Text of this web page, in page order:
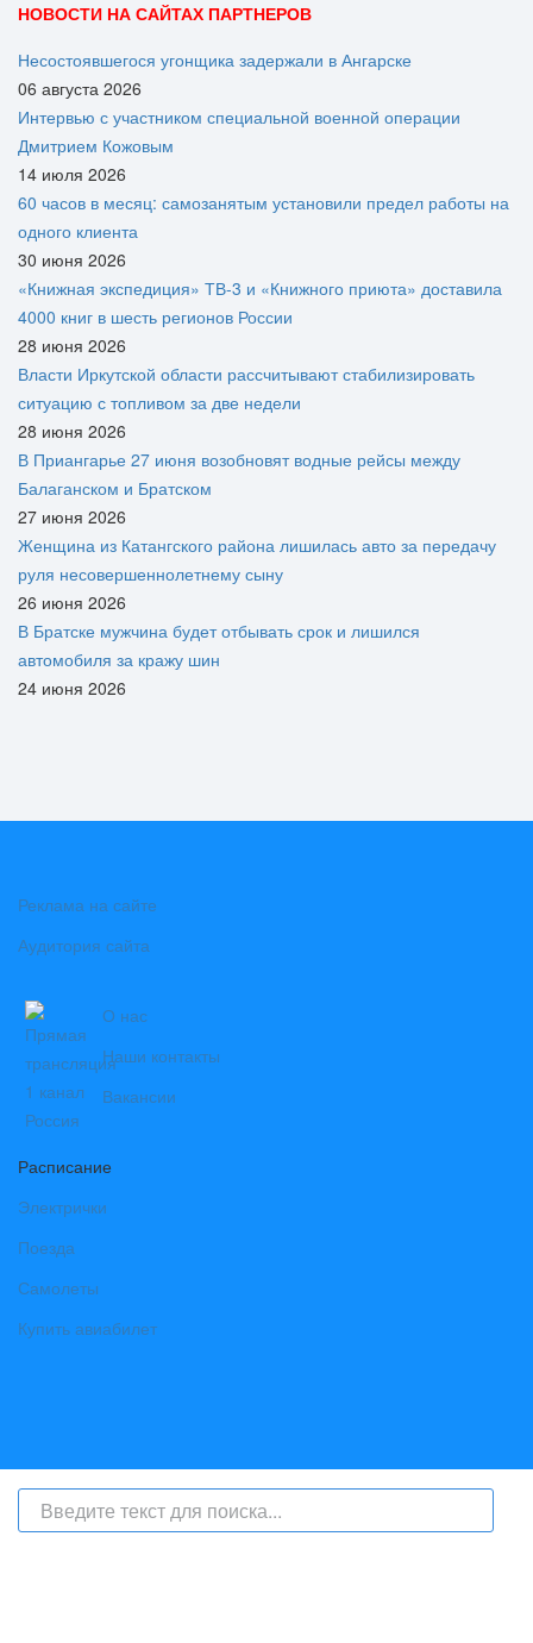
НОВОСТИ НА САЙТАХ ПАРТНЕРОВ
Несостоявшегося угонщика задержали в Ангарске
06 августа 2026
Интервью с участником специальной военной операции
Дмитрием Кожовым
14 июля 2026
60 часов в месяц: самозанятым установили предел работы на
одного клиента
30 июня 2026
«Книжная экспедиция» ТВ-3 и «Книжного приюта» доставила
4000 книг в шесть регионов России
28 июня 2026
Власти Иркутской области рассчитывают стабилизировать
ситуацию с топливом за две недели
28 июня 2026
В Приангарье 27 июня возобновят водные рейсы между
Балаганском и Братском
27 июня 2026
Женщина из Катангского района лишилась авто за передачу
руля несовершеннолетнему сыну
26 июня 2026
В Братске мужчина будет отбывать срок и лишился
автомобиля за кражу шин
24 июня 2026
Реклама на сайте
Аудитория сайта
О нас
Наши контакты
Вакансии
Расписание
Электрички
Поезда
Самолеты
Купить авиабилет